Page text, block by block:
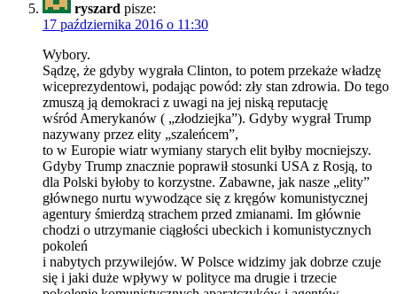
ryszard pisze:
17 października 2016 o 11:30
Wybory.
Sądzę, że gdyby wygrała Clinton, to potem przekaże władzę
wiceprezydentowi, podając powód: zły stan zdrowia. Do tego
zmuszą ją demokraci z uwagi na jej niską reputację
wśród Amerykanów ( „złodziejka”). Gdyby wygrał Trump
nazywany przez elity „szaleńcem”,
to w Europie wiatr wymiany starych elit byłby mocniejszy.
Gdyby Trump znacznie poprawił stosunki USA z Rosją, to
dla Polski byłoby to korzystne. Zabawne, jak nasze „elity”
głównego nurtu wywodzące się z kręgów komunistycznej
agentury śmierdzą strachem przed zmianami. Im głównie
chodzi o utrzymanie ciągłości ubeckich i komunistycznych
pokoleń
i nabytych przywilejów. W Polsce widzimy jak dobrze czuje
się i jaki duże wpływy w polityce ma drugie i trzecie